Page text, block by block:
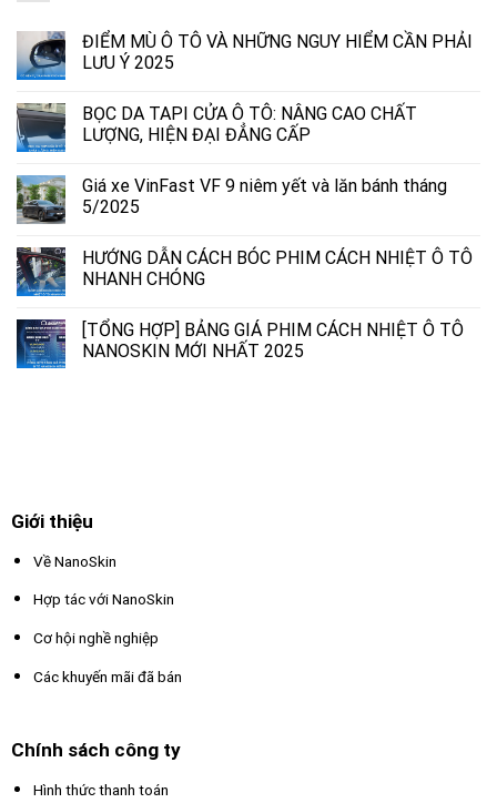
ĐIỂM MÙ Ô TÔ VÀ NHỮNG NGUY HIỂM CẦN PHẢI
LƯU Ý 2025
BỌC DA TAPI CỬA Ô TÔ: NÂNG CAO CHẤT
LƯỢNG, HIỆN ĐẠI ĐẲNG CẤP
Giá xe VinFast VF 9 niêm yết và lăn bánh tháng
5/2025
HƯỚNG DẪN CÁCH BÓC PHIM CÁCH NHIỆT Ô TÔ
NHANH CHÓNG
[TỔNG HỢP] BẢNG GIÁ PHIM CÁCH NHIỆT Ô TÔ
NANOSKIN MỚI NHẤT 2025
Giới thiệu
Về NanoSkin
Hợp tác với NanoSkin
Cơ hội nghề nghiệp
Các khuyến mãi đã bán
Chính sách công ty
Hình thức thanh toán